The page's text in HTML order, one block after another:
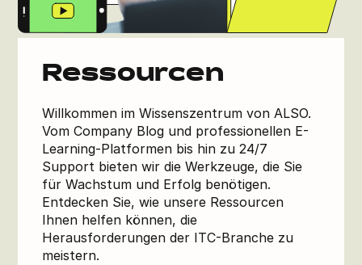
Ressourcen
Willkommen im Wissenszentrum von ALSO.
Vom Company Blog und professionellen E-
Learning-Platformen bis hin zu 24/7
Support bieten wir die Werkzeuge, die Sie
für Wachstum und Erfolg benötigen.
Entdecken Sie, wie unsere Ressourcen
Ihnen helfen können, die
Herausforderungen der ITC-Branche zu
meistern.